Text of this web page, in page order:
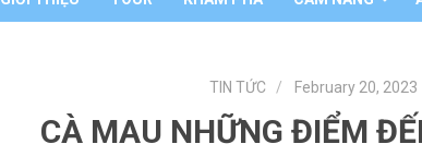
TIN TỨC February 20, 2023
CÀ MAU NHỮNG ĐIỂM